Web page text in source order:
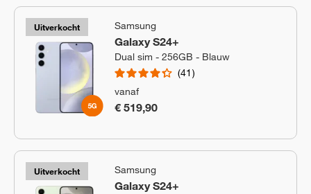
Uitverkocht Samsung
Galaxy S24+
Dual sim - 256GB - Blauw
41
vanaf
€ 519,90
Uitverkocht Samsung
Galaxy S24+